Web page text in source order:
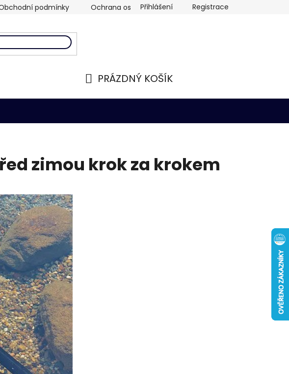
podmínky Ochrana osobních údajů
Přihlášení Registrace
PRÁZDNÝ KOŠÍK
zimou krok za krokem